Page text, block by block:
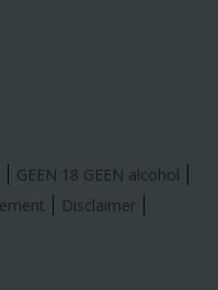
GEEN 18 GEEN alcohol
Disclaimer